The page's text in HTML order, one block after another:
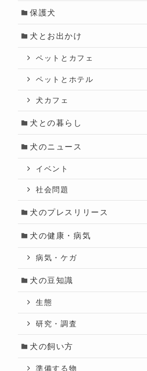
保護犬
犬とお出かけ
ペットとカフェ
ペットとホテル
犬カフェ
犬との暮らし
犬のニュース
イベント
社会問題
犬のプレスリリース
犬の健康・病気
病気・ケガ
犬の豆知識
生態
研究・調査
犬の飼い方
準備する物